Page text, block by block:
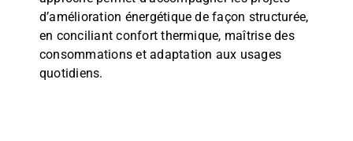
d’amélioration énergétique de façon structurée,
en conciliant confort thermique, maîtrise des
consommations et adaptation aux usages
quotidiens.